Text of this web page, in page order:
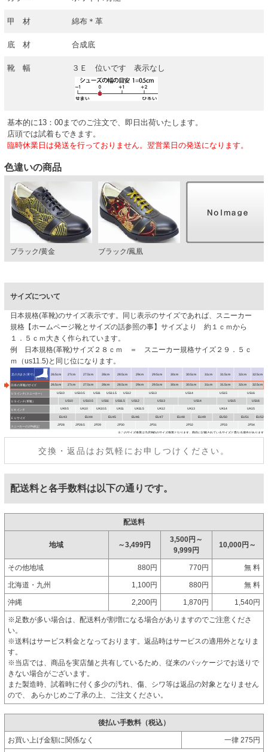
甲 材 綿布＊革
底 材 合成底
靴 幅 ３Ｅ 位いです 表示なし
基本的に13：00までのご注文で、即日出荷いたします。
店頭では試着もできます。
臨時休業日は発送を行っておりません。翌営業日の発送になります。
色違いの商品
ブラック/黄金 ブラック/鳳凰
サイズについて
交換・返品はお気軽にお申しつけください。
日本規格(革靴)のサイズ表示です。同じ表示のサイズであれば、スニーカー
規格【ホームページ靴とサイズの話参照の事】サイズより 約１ｃｍから
１．５ｃｍ大きく作られています。
例 日本規格(革靴)サイズ２８ｃｍ ＝ スニーカー規格サイズ２９．５ｃ
ｍ（us11.5)と同じ位になります。
配送料と各手数料は以下の通りです。
配送料
地域 ～3,499円
3,500円～
9,999円
10,000円～
その他地域 880円 770円 無 料
北海道・九州 1,100円 880円 無 料
沖縄 2,200円 1,870円 1,540円
※足数が多い場合は、配送料が割増になる場合がありますのでご注意くださ
い。
※送料はサービス料金となっております。返品時はサービスの適用外となりま
す。
※当店では、商品を実店舗と共有しているため、従来のパッケージでお送りで
きない場合がございます。
また製造時、試着時に付く多少の汚れ、傷、シワ等は返品の対象となりません
ので、 あらかじめご了承の上、ご注文ください。
後払い手数料（税込）
お買い上げ金額に関係なく 一律 275円